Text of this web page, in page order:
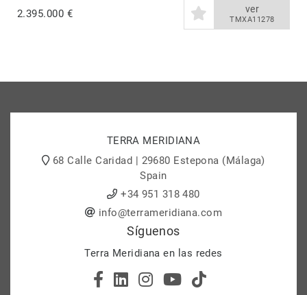
2.395.000 € ver
TMXA11278
TERRA MERIDIANA
68 Calle Caridad | 29680 Estepona (Málaga)
Spain
+34 951 318 480
info@terrameridiana.com
Síguenos
Terra Meridiana en las redes